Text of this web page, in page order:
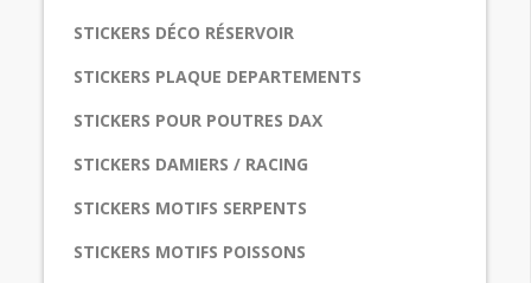
STICKERS DÉCO RÉSERVOIR
STICKERS PLAQUE DEPARTEMENTS
STICKERS POUR POUTRES DAX
STICKERS DAMIERS / RACING
STICKERS MOTIFS SERPENTS
STICKERS MOTIFS POISSONS